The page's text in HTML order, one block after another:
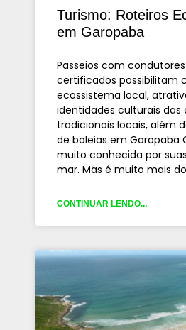
Turismo: Roteiros
em Garopaba
Passeios com
certificados possibilitam
ecossistema local,
identidades culturais das
tradicionais locais, além
de baleias em Garopaba
muito conhecida por
mar. Mas é muito mais do
CONTINUAR LENDO...